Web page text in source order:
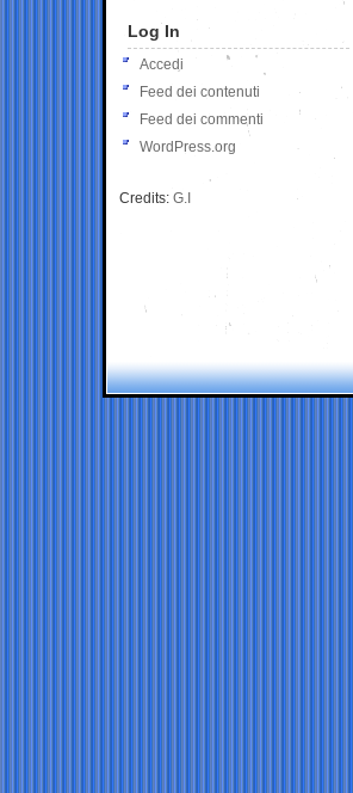
Log In
Accedi
Feed dei contenuti
Feed dei commenti
WordPress.org
Credits: G.I